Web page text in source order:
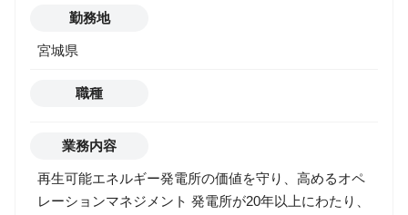
勤務地
宮城県
職種
業務内容
再生可能エネルギー発電所の価値を守り、高めるオペ
レーションマネジメント 発電所が20年以上にわたり、